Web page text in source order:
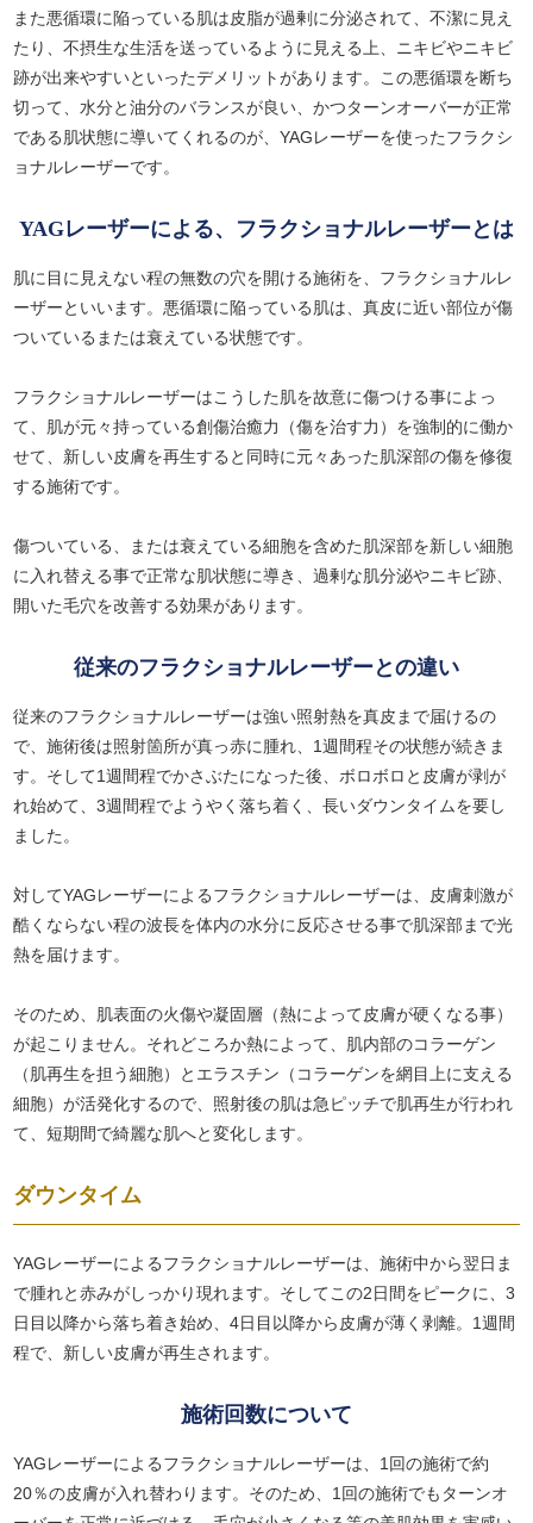
また悪循環に陥っている肌は皮脂が過剰に分泌されて、不潔に見え
たり、不摂生な生活を送っているように見える上、ニキビやニキビ
跡が出来やすいといったデメリットがあります。この悪循環を断ち
切って、水分と油分のバランスが良い、かつターンオーバーが正常
である肌状態に導いてくれるのが、YAGレーザーを使ったフラクシ
ョナルレーザーです。
YAGレーザーによる、フラクショナルレーザーとは
肌に目に見えない程の無数の穴を開ける施術を、フラクショナルレ
ーザーといいます。悪循環に陥っている肌は、真皮に近い部位が傷
ついているまたは衰えている状態です。
フラクショナルレーザーはこうした肌を故意に傷つける事によっ
て、肌が元々持っている創傷治癒力（傷を治す力）を強制的に働か
せて、新しい皮膚を再生すると同時に元々あった肌深部の傷を修復
する施術です。
傷ついている、または衰えている細胞を含めた肌深部を新しい細胞
に入れ替える事で正常な肌状態に導き、過剰な肌分泌やニキビ跡、
開いた毛穴を改善する効果があります。
従来のフラクショナルレーザーとの違い
従来のフラクショナルレーザーは強い照射熱を真皮まで届けるの
で、施術後は照射箇所が真っ赤に腫れ、1週間程その状態が続きま
す。そして1週間程でかさぶたになった後、ボロボロと皮膚が剥が
れ始めて、3週間程でようやく落ち着く、長いダウンタイムを要し
ました。
対してYAGレーザーによるフラクショナルレーザーは、皮膚刺激が
酷くならない程の波長を体内の水分に反応させる事で肌深部まで光
熱を届けます。
そのため、肌表面の火傷や凝固層（熱によって皮膚が硬くなる事）
が起こりません。それどころか熱によって、肌内部のコラーゲン
（肌再生を担う細胞）とエラスチン（コラーゲンを網目上に支える
細胞）が活発化するので、照射後の肌は急ピッチで肌再生が行われ
て、短期間で綺麗な肌へと変化します。
ダウンタイム
YAGレーザーによるフラクショナルレーザーは、施術中から翌日ま
で腫れと赤みがしっかり現れます。そしてこの2日間をピークに、3
日目以降から落ち着き始め、4日目以降から皮膚が薄く剥離。1週間
程で、新しい皮膚が再生されます。
施術回数について
YAGレーザーによるフラクショナルレーザーは、1回の施術で約
20％の皮膚が入れ替わります。そのため、1回の施術でもターンオ